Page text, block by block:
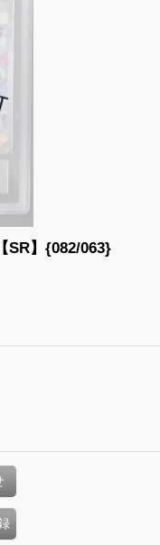
SR】{082/063}